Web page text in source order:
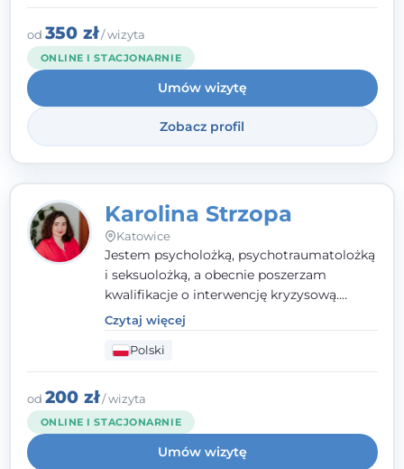
działalności Polskiego Towarzystwa
Psychiatrycznego oraz Polskiego
Towarzystwa Psychologicznego, a także
jestem członkiem nadzwyczajnym
Wielkopolskiego Towarzystwa Terapii
Systemowej.
od 350 zł/ wizyta
ONLINE I STACJONARNIE
Umów wizytę
Zobacz profil
Karolina Strzopa
Katowice
Jestem psycholożką, psychotraumatolożką
i seksuolożką, a obecnie poszerzam
kwalifikacje o interwencję kryzysową.
Pracuję w nurcie terapii trzeciej fali, łącząc
metody o potwierdzonej skuteczności.
Towarzyszę młodzieży, dorosłym i parom w
radzeniu sobie z bolesnymi
doświadczeniami tak, by mogli żyć pełniej.
Czytaj więcej
Polski
od 200 zł/ wizyta
ONLINE I STACJONARNIE
Umów wizytę